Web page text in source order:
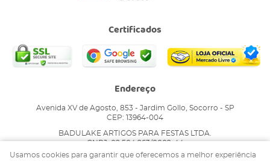
Certificados
Endereço
Avenida XV de Agosto, 853- Jardim Gollo, Socorro - SP
CEP: 13964-004
BADULAKE ARTIGOS PARA FESTAS LTDA.
CNPJ: 02.504.263/0002-44
Usamos cookies para garantir que oferecemos a melhor experiência